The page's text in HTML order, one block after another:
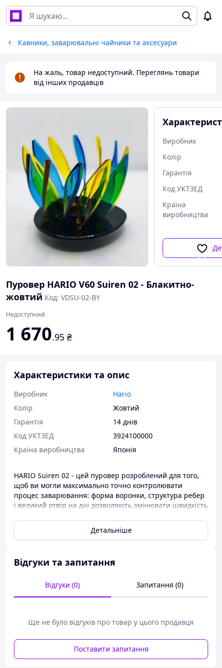
Кавники, заварювальні чайники та аксесуари
На жаль, товар недоступний. Переглянь товари
від інших продавців
Виробник
Колір
Гарантія
Код УКТЗЕД
Країна
виробництва
Пуровер HARIO V60 Suiren 02 - Блакитно-
жовтий Код: VDSU-02-BY
Недоступний
1 670.95 ₴
Характеристики та опис
Виробник
Hario
Колір
Жовтий
Гарантія
14 днів
Код УКТЗЕД
3924100000
Країна виробництва
Японія
HARIO Suiren 02 - цей пуровер розроблений для того,
щоб ви могли максимально точно контролювати
процес заварювання: форма воронки, структура ребер
і великий отвір на дні дозволяють змінювати швидкість
більше солодких ноток із кави.
Глибша екстракція - завдяки класичній V60-
Великий отвір на дні - для регулювання
Спіральні ребра запобігають прилипанню
фільтра та утворенню каналу
Збірна конструкція - можливість змінювати
Детальніше
Відгуки та запитання
Відгуки (0) Запитання (0)
Ще не було відгуків про товар у цього продавця
Поставити запитання